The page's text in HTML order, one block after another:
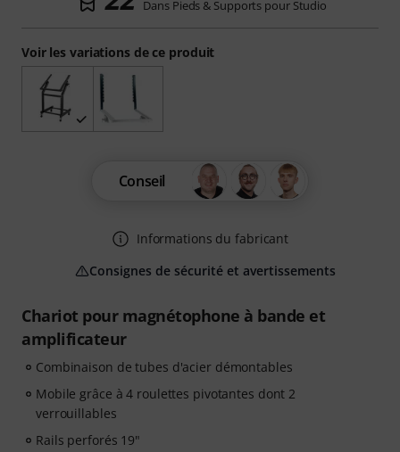
Chariot pour magnétophone à bande et
amplificateur
Combinaison de tubes d'acier démontables
Mobile grâce à 4 roulettes pivotantes dont 2
verrouillables
Rails perforés 19"
Voir les variations de ce produit
Dans Pieds & Supports pour Studio
Conseil
Informations du fabricant
Consignes de sécurité et avertissements